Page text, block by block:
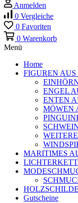
Anmelden
0 Vergleiche
0 Favoriten
0 Warenkorb
Menü
Home
FIGUREN
ENGEL
ENTEN
MÖWEN
MARITIMES
Gutscheine